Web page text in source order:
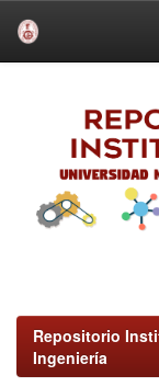
Repositorio
Ingeniería